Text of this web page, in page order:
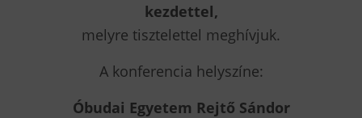
kezdettel,
melyre tisztelettel meghívjuk.
A konferencia helyszíne:
Óbudai Egyetem Rejtő Sándor